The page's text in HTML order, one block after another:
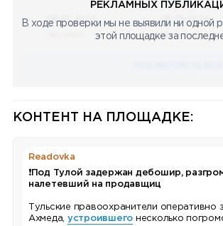
Научный
РЕКЛАМНЫХ
В ходе проверки мы не выявили ни одной
этой площадке за
КОНТЕНТ НА ПЛОЩАДКЕ:
Readovka
❗️Под Тулой задержан дебошир,
налетевший на продавщиц
Тульские правоохранители оперативно
Ахмеда, устроившего несколько